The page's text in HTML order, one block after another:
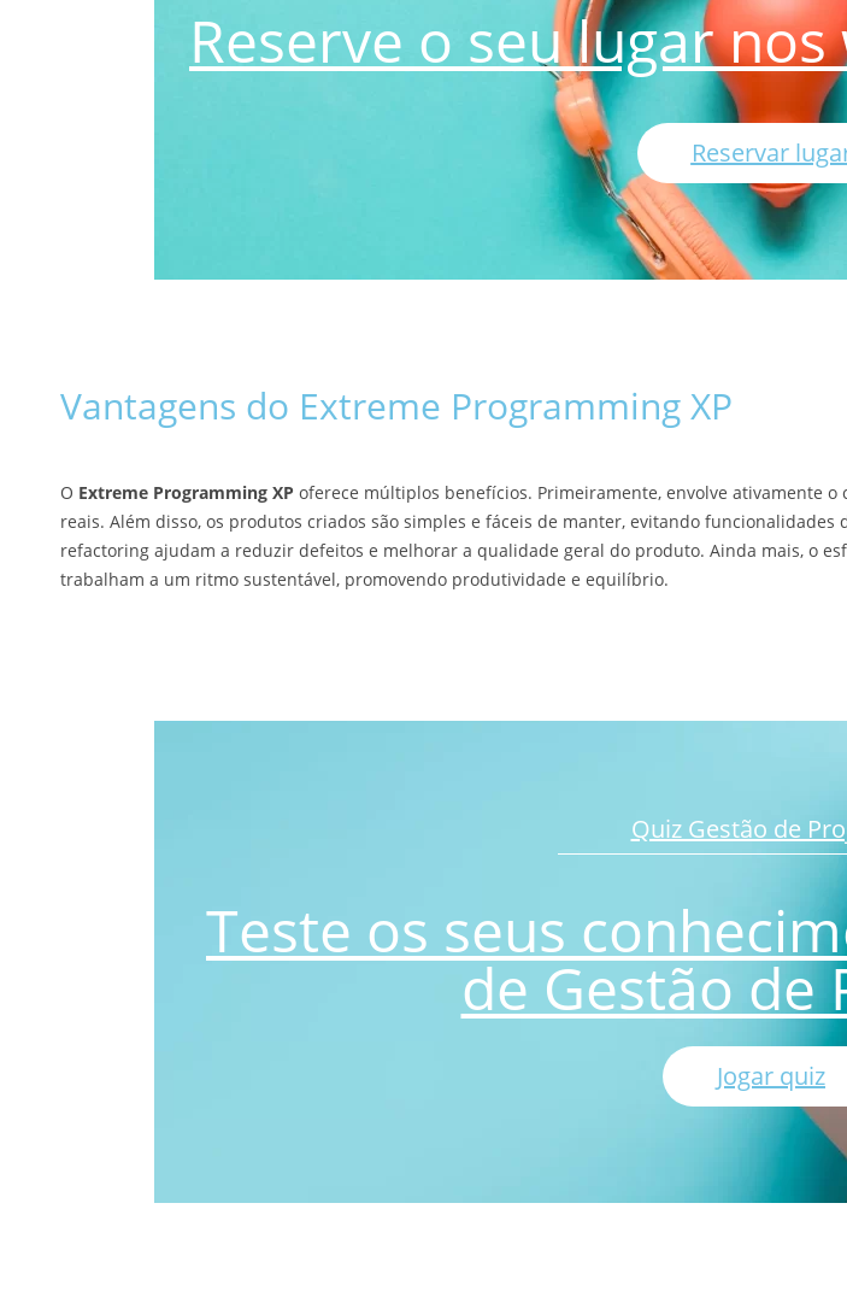
Reserve o seu lugar
Reservar
Vantagens do Extreme Programming XP
O Extreme Programming XP oferece múltiplos benefícios. Primeiramente, envolve ativamente
reais. Além disso, os produtos criados são simples e fáceis de manter, evitando
refactoring ajudam a reduzir defeitos e melhorar a qualidade geral do produto. Ainda mais, o
trabalham a um ritmo sustentável, promovendo produtividade e equilíbrio.
Quiz Gestão de
Teste os seus
de Gestão de
Jogar quiz